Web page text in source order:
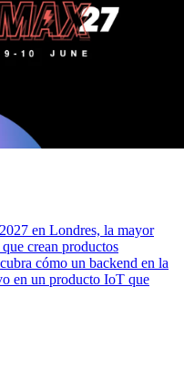
en Londres, la mayor
crean productos
cómo un backend en la
en un producto IoT que